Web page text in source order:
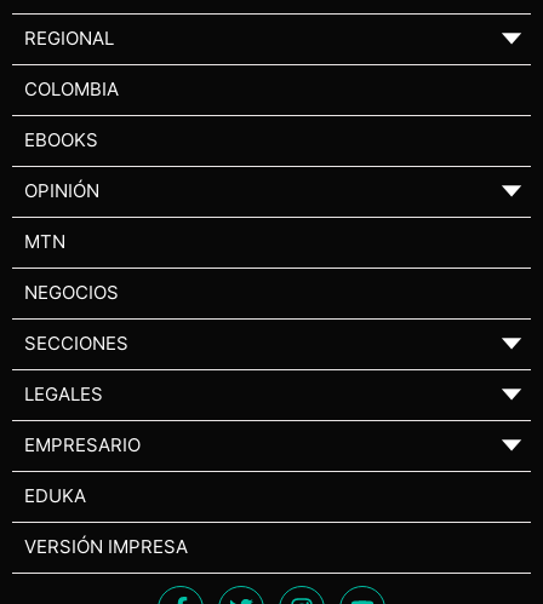
REGIONAL ▼
COLOMBIA
EBOOKS
OPINIÓN ▼
MTN
NEGOCIOS
SECCIONES ▼
LEGALES ▼
EMPRESARIO ▼
EDUKA
VERSIÓN IMPRESA